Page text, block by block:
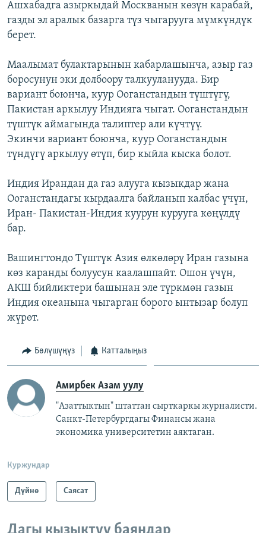
Ашхабадга азыркыдай Москванын көзүн карабай,
газды эл аралык базарга түз чыгарууга мүмкүндүк
берет.
Маалымат булактарынын кабарлашынча, азыр газ
боросунун эки долбоору талкууланууда. Бир
вариант боюнча, куур Ооганстандын түштүгү,
Пакистан аркылуу Индияга чыгат. Ооганстандын
түштүк аймагында талиптер али күчтүү.
Экинчи вариант боюнча, куур Ооганстандын
түндүгү аркылуу өтүп, бир кыйла кыска болот.
Индия Ирандан да газ алууга кызыкдар жана
Ооганстандагы кырдаалга байланып калбас үчүн,
Иран- Пакистан-Индия куурун курууга көңүлдү
бар.
Вашингтондо Түштүк Азия өлкөлөрү Иран газына
көз каранды болуусун каалашпайт. Ошон үчүн,
АКШ бийликтери башынан эле түркмөн газын
Индия океанына чыгарган борого ынтызар болуп
жүрөт.
Бөлүшүңүз Катталыңыз
Амирбек Азам уулу
"Азаттыктын" штаттан сырткаркы журналисти.
Санкт-Петербургдагы Финансы жана
экономика университетин аяктаган.
Куржундар
Дүйнө Саясат